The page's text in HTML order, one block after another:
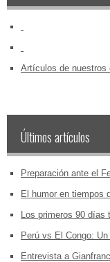
Artículos de nuestros
Últimos artículos
Preparación ante el
El humor en tiempos
Los primeros 90 días
Perú vs El Congo:
Entrevista a